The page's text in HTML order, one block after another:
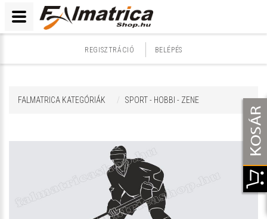
REGISZTRÁCIÓ BELÉPÉS
FALMATRICA KATEGÓRIÁK SPORT - HOBBI - ZENE